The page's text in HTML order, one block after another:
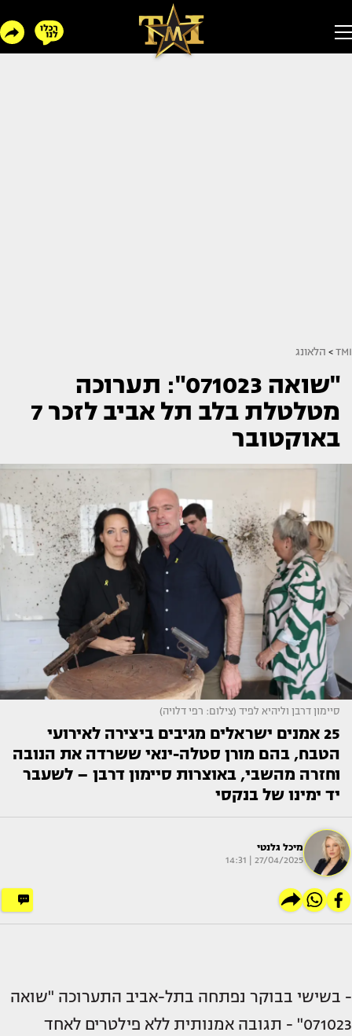
TMI
> הלאונג
"שואה 071023": תערוכה
מטלטלת בלב תל אביב לזכר 7
באוקטובר
סיימון דרבן וליהיא לפיד (צילום: רפי דלויה)
25 אמנים ישראלים מגיבים ביצירה לאירועי
הטבח, בהם מורן סטלה-ינאי ששרדה את הנובה
וחזרה מהשבי, באוצרות סיימון דרבן – לשעבר
יד ימינו של בנקסי
מיכל גלנטי
27/04/2025 | 14:31
- בשישי בבוקר נפתחה בתל-אביב התערוכה "שואה
071023" - תגובה אמנותית ללא פילטרים לאחד